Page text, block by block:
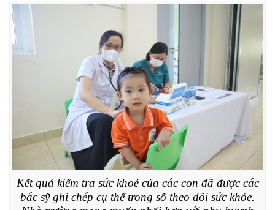
Kết quả kiểm tra sức khoẻ của các con đã được các
bác sỹ ghi chép cụ thể trong sổ theo dõi sức khỏe.